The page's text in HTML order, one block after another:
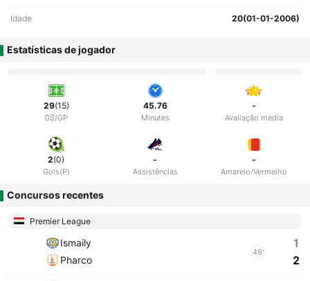
Idade 20(01-01-2006)
Estatísticas de jogador
29(15)
GS/GP
45.76
Minutes
-
Avaliação média
2(0)
Gols(P)
-
Assistências
-
Amarelo/Vermelho
Concursos recentes
Premier League
Ismaily
Pharco
46'
1
2